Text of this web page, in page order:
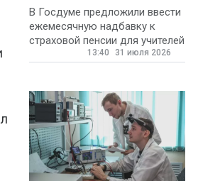
В Госдуме предложили ввести
ежемесячную надбавку к
страховой пенсии для учителей
государственных и
13:40 31 июля 2026